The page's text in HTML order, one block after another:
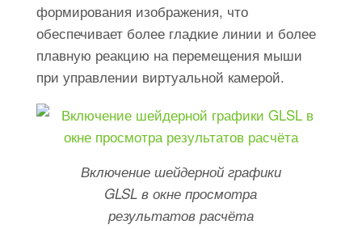
формирования изображения, что
обеспечивает более гладкие линии и более
плавную реакцию на перемещения мыши
при управлении виртуальной камерой.
Включение шейдерной графики
GLSL в окне просмотра
результатов расчёта